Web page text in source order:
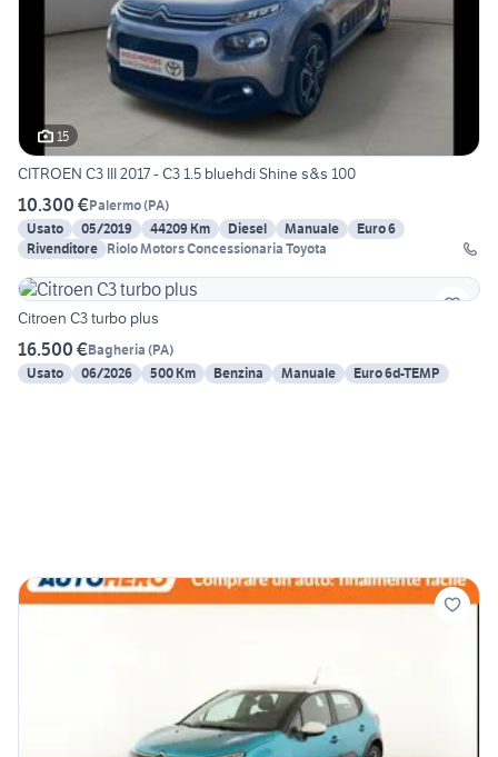
15
CITROEN C3 III 2017 - C3 1.5 bluehdi Shine s&s 100
10.300 €Palermo(PA)
Usato
05/2019 44209 Km Diesel Manuale
Euro 6
Rivenditore Riolo Motors Concessionaria Toyota
Citroen C3 turbo plus
16.500 €Bagheria (PA)
Usato
06/2026 500 Km Benzina Manuale Euro 6d-TEMP